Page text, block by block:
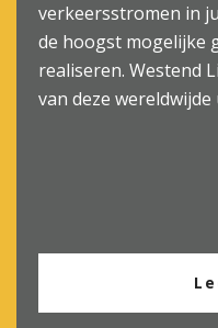
verkeersstromen in
de hoogst mogelijke
realiseren. Westend
van deze